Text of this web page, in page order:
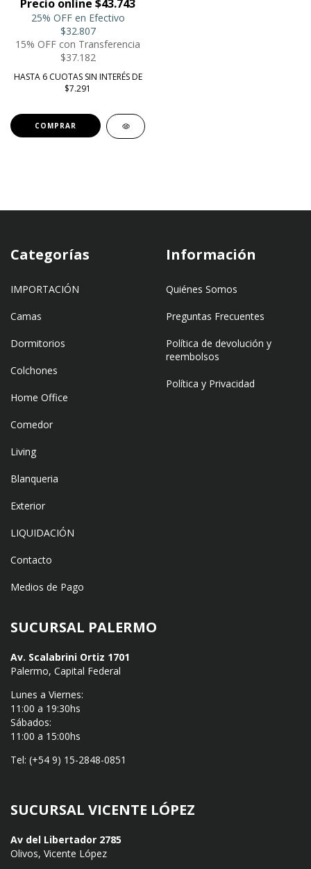
Precio online $43.743
25% OFF en Efectivo
$32.807
15% OFF con Transferencia
$37.182
HASTA 6 CUOTAS SIN INTERÉS DE
$7.291
COMPRAR
Categorías
IMPORTACIÓN
Camas
Dormitorios
Colchones
Home Office
Comedor
Living
Blanqueria
Exterior
LIQUIDACIÓN
Contacto
Medios de Pago
Información
Quiénes Somos
Preguntas Frecuentes
Política de devolución y
reembolsos
Política y Privacidad
SUCURSAL PALERMO
Av. Scalabrini Ortiz 1701
Palermo, Capital Federal
Lunes a Viernes:
11:00 a 19:30hs
Sábados:
11:00 a 15:00hs
Tel: (+54 9) 15-2848-0851
SUCURSAL VICENTE LÓPEZ
Av del Libertador 2785
Olivos, Vicente López